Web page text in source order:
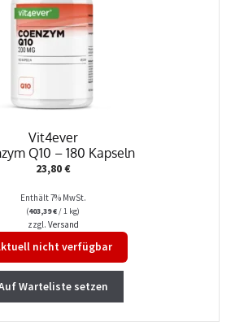
Vit4ever
Q10 – 180 Kapseln
23,80€
Enthält 7% MwSt.
(403,39€ / 1 kg)
zzgl. Versand
nicht verfügbar
Warteliste setzen